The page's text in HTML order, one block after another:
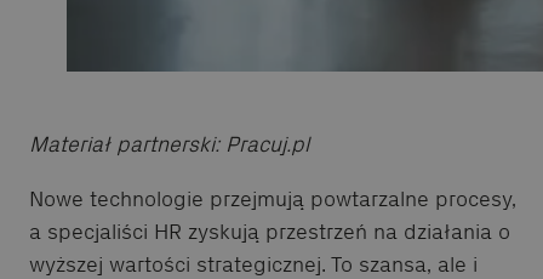
Materiał partnerski: Pracuj.pl
Nowe technologie przejmują powtarzalne procesy,
a specjaliści HR zyskują przestrzeń na działania o
wyższej wartości strategicznej. To szansa, ale i